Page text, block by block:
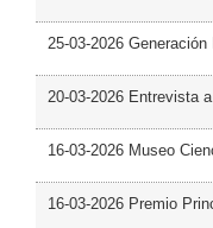
25-03-2026
20-03-2026 Entrevista
16-03-2026 Museo
16-03-2026 Premio